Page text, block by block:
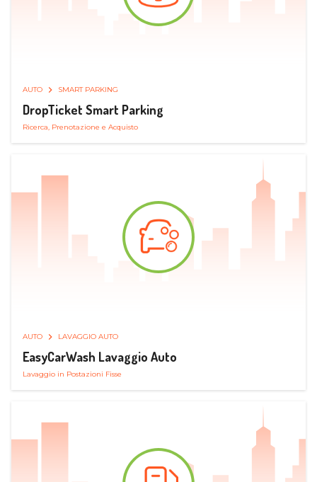
AUTO SMART PARKING
DropTicket Smart Parking
Ricerca, Prenotazione e Acquisto
AUTO LAVAGGIO AUTO
EasyCarWash Lavaggio Auto
Lavaggio in Postazioni Fisse